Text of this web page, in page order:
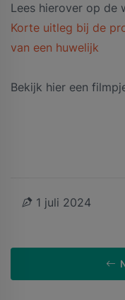
Lees hierover op de
Korte uitleg bij de
van een huwelijk
Bekijk hier een
1 juli 2024